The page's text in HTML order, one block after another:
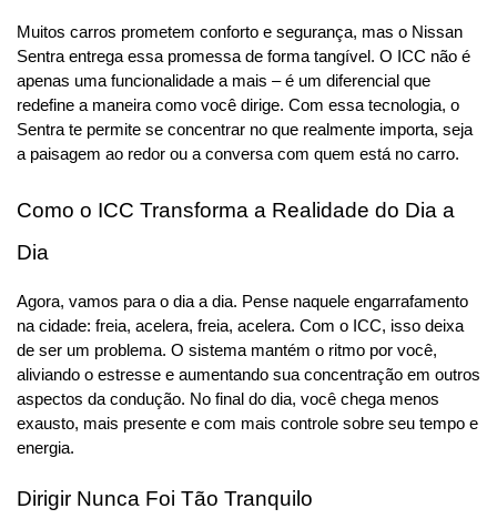
Muitos carros prometem conforto e segurança, mas o Nissan
Sentra entrega essa promessa de forma tangível. O ICC não é
apenas uma funcionalidade a mais – é um diferencial que
redefine a maneira como você dirige. Com essa tecnologia, o
Sentra te permite se concentrar no que realmente importa, seja
a paisagem ao redor ou a conversa com quem está no carro.
Como o ICC Transforma a Realidade do Dia a
Dia
Agora, vamos para o dia a dia. Pense naquele engarrafamento
na cidade: freia, acelera, freia, acelera. Com o ICC, isso deixa
de ser um problema. O sistema mantém o ritmo por você,
aliviando o estresse e aumentando sua concentração em outros
aspectos da condução. No final do dia, você chega menos
exausto, mais presente e com mais controle sobre seu tempo e
energia.
Dirigir Nunca Foi Tão Tranquilo